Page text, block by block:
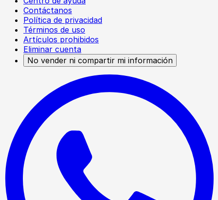
Contáctanos
Política de privacidad
Términos de uso
Artículos prohibidos
Eliminar cuenta
No vender ni compartir mi información